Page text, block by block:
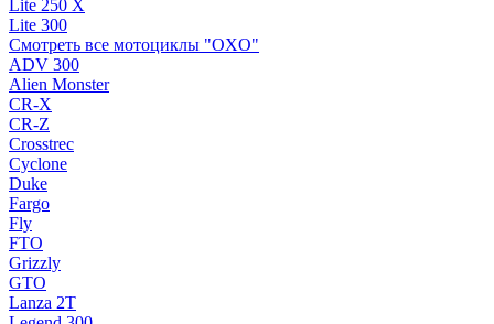
Lite 250 X
Lite 300
Смотреть все мотоциклы "OXO"
ADV 300
Alien Monster
CR-X
CR-Z
Crosstrec
Cyclone
Duke
Fargo
Fly
FTO
Grizzly
GTO
Lanza 2T